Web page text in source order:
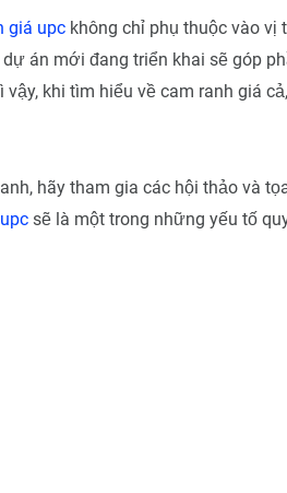
giá upc không chỉ phụ thuộc vào vị
án mới đang triển khai sẽ góp
khi tìm hiểu về cam ranh giá cả,
hãy tham gia các hội thảo và
sẽ là một trong những yếu tố